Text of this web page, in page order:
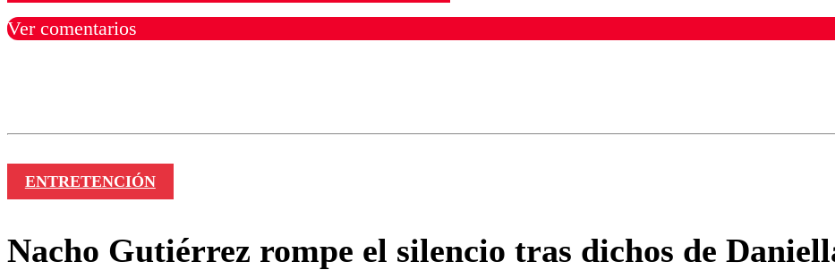
Ver comentarios
ENTRETENCIÓN
Nacho Gutiérrez rompe el silencio tras dichos de